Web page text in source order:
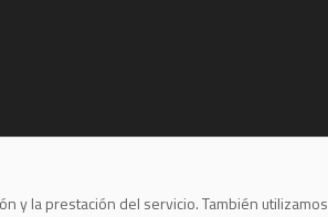
y la prestación del servicio. También utilizamos